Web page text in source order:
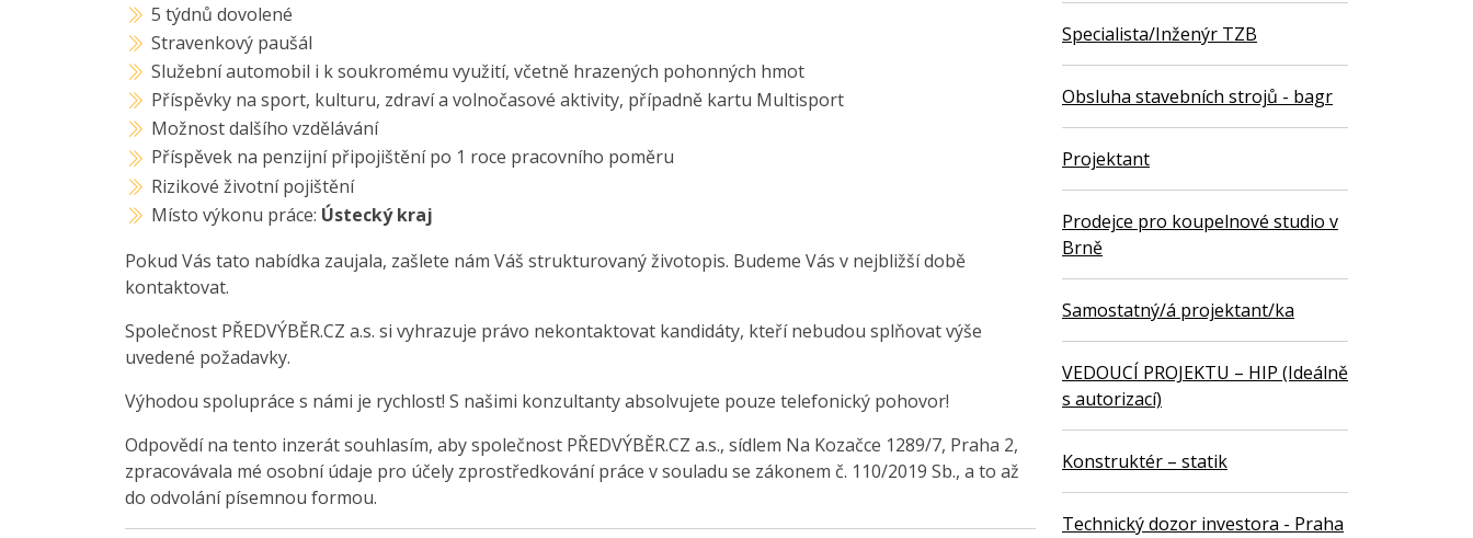
5 týdnů dovolené
Stravenkový paušál
Služební automobil i k soukromému využití, včetně hrazených pohonných hmot
Příspěvky na sport, kulturu, zdraví a volnočasové aktivity, případně kartu Multisport
Možnost dalšího vzdělávání
Příspěvek na penzijní připojištění po 1 roce pracovního poměru
Rizikové životní pojištění
Místo výkonu práce: Ústecký kraj
Pokud Vás tato nabídka zaujala, zašlete nám Váš strukturovaný životopis. Budeme Vás v nejbližší době
kontaktovat.
Společnost PŘEDVÝBĚR.CZ a.s. si vyhrazuje právo nekontaktovat kandidáty, kteří nebudou splňovat výše
uvedené požadavky.
Výhodou spolupráce s námi je rychlost! S našimi konzultanty absolvujete pouze telefonický pohovor!
Odpovědí na tento inzerát souhlasím, aby společnost PŘEDVÝBĚR.CZ a.s., sídlem Na Kozačce 1289/7, Praha 2,
zpracovávala mé osobní údaje pro účely zprostředkování práce v souladu se zákonem č. 110/2019 Sb., a to až
do odvolání písemnou formou.
Specialista/Inženýr TZB
Obsluha stavebních strojů - bagr
Projektant
Prodejce pro koupelnové studio v
Brně
Samostatný/á projektant/ka
VEDOUCÍ PROJEKTU – HIP (Ideálně
s autorizací)
Konstruktér – statik
Technický dozor investora - Praha